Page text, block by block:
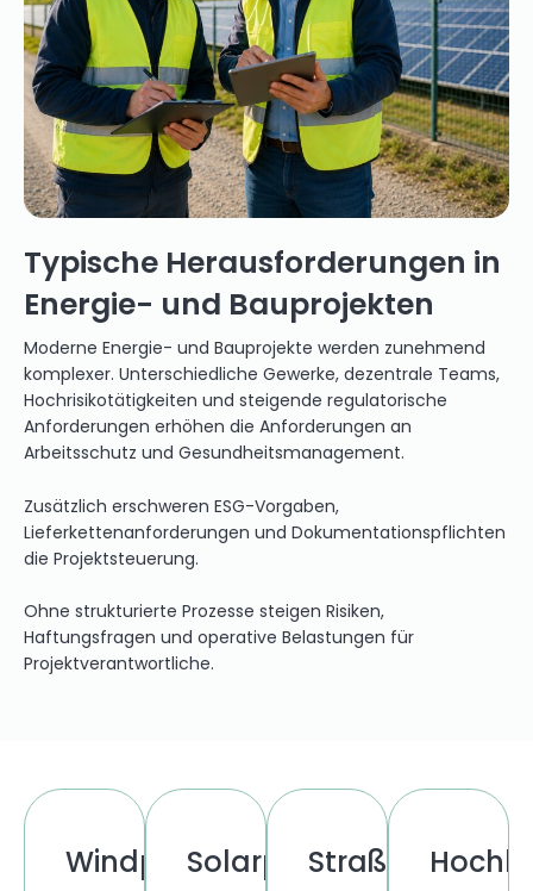
Typische Herausforderungen in
Energie- und Bauprojekten
Moderne Energie- und Bauprojekte werden zunehmend
komplexer. Unterschiedliche Gewerke, dezentrale Teams,
Hochrisikotätigkeiten und steigende regulatorische
Anforderungen erhöhen die Anforderungen an
Arbeitsschutz und Gesundheitsmanagement.
Zusätzlich erschweren ESG-Vorgaben,
Lieferkettenanforderungen und Dokumentationspflichten
die Projektsteuerung.
Ohne strukturierte Prozesse steigen Risiken,
Haftungsfragen und operative Belastungen für
Projektverantwortliche.
WindparksSolarparksStraßenbau